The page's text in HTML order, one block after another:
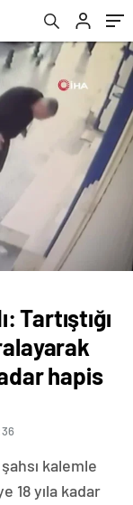
Tartıştığı
hapis
şahsı kalemle
18 yıla kadar